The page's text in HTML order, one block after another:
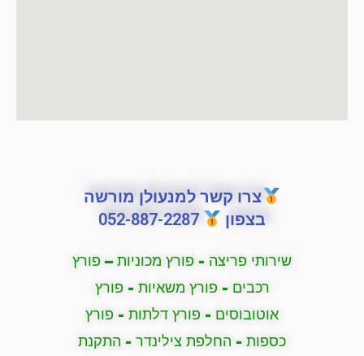
צרו קשר למנעולן מורשה
בצפון
052-887-2287
שירותי פריצה - פורץ מכוניות – פורץ
רכבים - פורץ משאיות - פורץ
אוטובוסים - פורץ דלתות - פורץ
כספות - החלפת צילינדר - התקנת